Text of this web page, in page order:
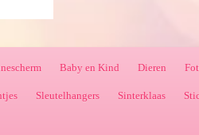
Baby en Kind Dieren
Sleutelhangers Sinterklaas